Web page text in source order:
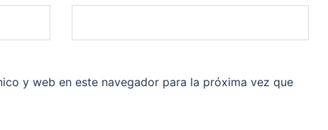
y web en este navegador para la próxima vez que